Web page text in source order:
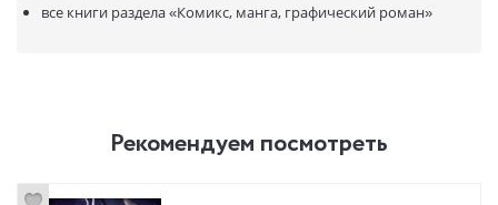
все книги раздела«Комикс, манга, графический роман»
Рекомендуем посмотреть